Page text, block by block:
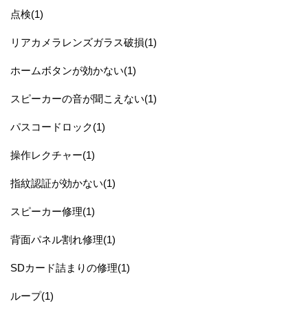
点検(1)
リアカメラレンズガラス破損(1)
ホームボタンが効かない(1)
スピーカーの音が聞こえない(1)
パスコードロック(1)
操作レクチャー(1)
指紋認証が効かない(1)
スピーカー修理(1)
背面パネル割れ修理(1)
SDカード詰まりの修理(1)
ループ(1)